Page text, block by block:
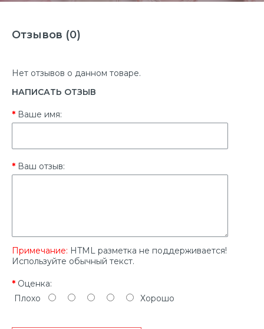
Отзывов (0)
Нет отзывов о данном товаре.
НАПИСАТЬ ОТЗЫВ
Ваше имя:
Ваш отзыв:
Примечание: HTML разметка не поддерживается!
Используйте обычный текст.
Оценка:
Плохо
Хорошо